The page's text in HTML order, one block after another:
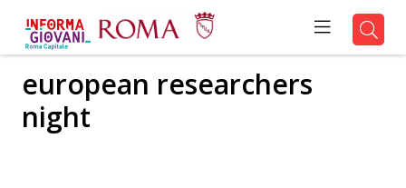
european researchers
night